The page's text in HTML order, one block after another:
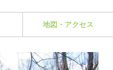
地図・アクセス